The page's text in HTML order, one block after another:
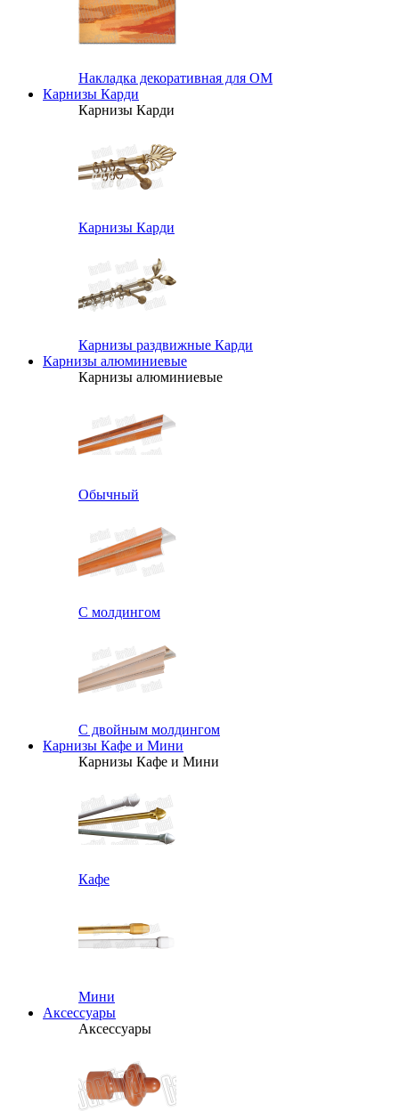
Накладка декоративная для ОМ
Карнизы Карди
Карнизы Карди
Карнизы Карди
Карнизы раздвижные Карди
Карнизы алюминиевые
Карнизы алюминиевые
Обычный
С молдингом
С двойным молдингом
Карнизы Кафе и Мини
Карнизы Кафе и Мини
Кафе
Мини
Аксессуары
Аксессуары